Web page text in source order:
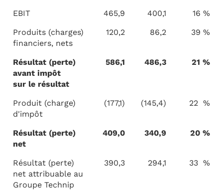
EBIT 465,9 400,1
16 %
Produits (charges)
financiers, nets
120,2 86,2 39 %
Résultat (perte)
avant impôt
sur le résultat
586,1 486,3 21 %
Produit (charge)
d'impôt
(177,1) (145,4) 22 %
Résultat (perte)
net
409,0 340,9 20 %
Résultat (perte)
net attribuable au
Groupe Technip
390,3 294,1 33 %